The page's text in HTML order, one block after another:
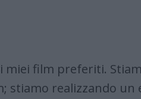
miei film preferiti.
stiamo realizzando un